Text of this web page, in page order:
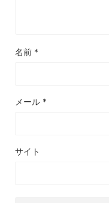
名前 *
メール *
サイト